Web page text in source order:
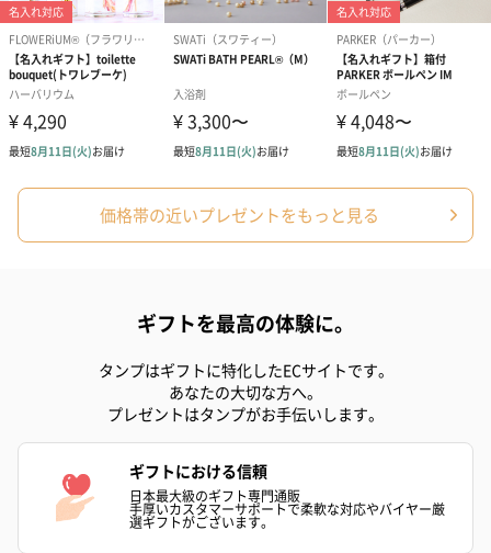
価格帯の近いプレゼントをもっと見る
ギフトを最高の体験に。
タンプはギフトに特化したECサイトです。
あなたの大切な方へ。
プレゼントはタンプがお手伝いします。
ギフトにおける信頼
日本最大級のギフト専門通販
手厚いカスタマーサポートで柔軟な対応やバイヤー厳
選ギフトがございます。